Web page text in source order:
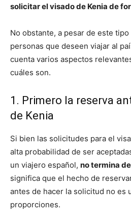
solicitar el visado de Kenia de
No obstante, a pesar de este
personas que deseen viajar al
cuenta varios aspectos
cuáles son.
1. Primero la reserva
de Kenia
Si bien las solicitudes para el
alta probabilidad de ser
un viajero español, no termina
significa que el hecho de
antes de hacer la solicitud no es
proporciones.